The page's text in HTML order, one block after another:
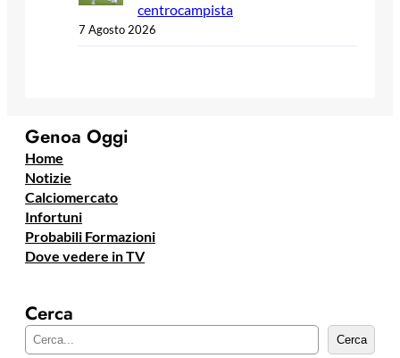
centrocampista
7 Agosto 2026
Genoa Oggi
Home
Notizie
Calciomercato
Infortuni
Probabili Formazioni
Dove vedere in TV
Cerca
e
Cerca